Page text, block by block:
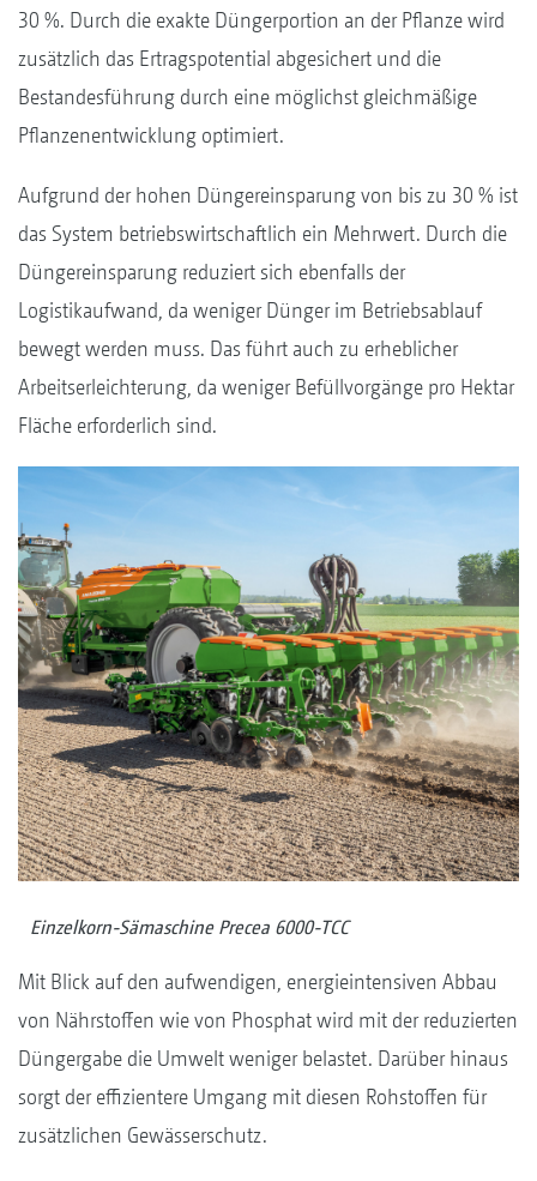
30 %. Durch die exakte Düngerportion an der Pflanze wird
zusätzlich das Ertragspotential abgesichert und die
Bestandesführung durch eine möglichst gleichmäßige
Pflanzenentwicklung optimiert.
Aufgrund der hohen Düngereinsparung von bis zu 30 % ist
das System betriebswirtschaftlich ein Mehrwert. Durch die
Düngereinsparung reduziert sich ebenfalls der
Logistikaufwand, da weniger Dünger im Betriebsablauf
bewegt werden muss. Das führt auch zu erheblicher
Arbeitserleichterung, da weniger Befüllvorgänge pro Hektar
Fläche erforderlich sind.
Einzelkorn-Sämaschine Precea 6000-TCC
Mit Blick auf den aufwendigen, energieintensiven Abbau
von Nährstoffen wie von Phosphat wird mit der reduzierten
Düngergabe die Umwelt weniger belastet. Darüber hinaus
sorgt der effizientere Umgang mit diesen Rohstoffen für
zusätzlichen Gewässerschutz.